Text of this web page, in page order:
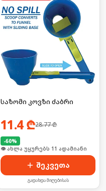
საზომი კოვზი ძაბრი
11.4₾28.77₾
-60%
🛒 ბოლო 24სთ-ში იყიდა 14-მა
შეკვეთა
გადახდა მიღებისას